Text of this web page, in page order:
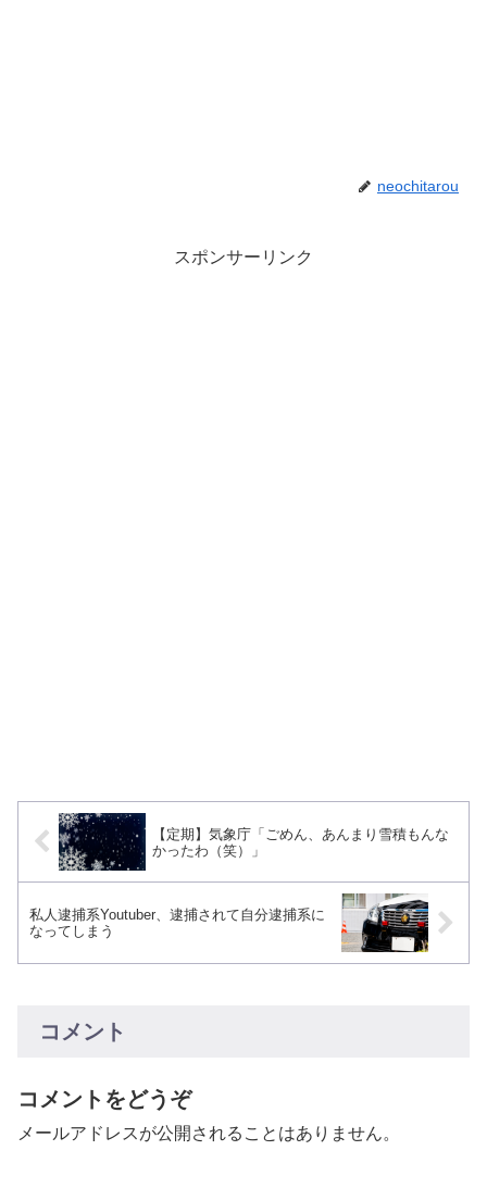
neochitarou
スポンサーリンク
【定期】気象庁「ごめん、あんまり雪積もんな
かったわ（笑）」
私人逮捕系Youtuber、逮捕されて自分逮捕系に
なってしまう
コメント
コメントをどうぞ
メールアドレスが公開されることはありません。